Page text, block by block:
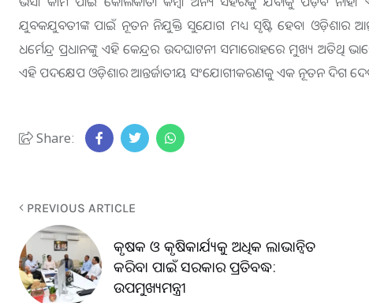
ଯୁବକଯୁବତୀଙ୍କ ପାଇଁ ନୂତନ ନିଯୁକ୍ତି ସୁଯୋଗ ମଧ୍ୟ ସୃଷ୍ଟି ହେବ। ଓଡ଼ିଶାର
ଧର୍ମେନ୍ଦ୍ର ପ୍ରଧାନଙ୍କୁ ଏହି କେନ୍ଦ୍ରର ଉଦଘାଟନୀ ସମାରୋହରେ ମୁଖ୍ୟ ଅତିଥି
ଏହି ପଦକ୍ଷେପ ଓଡ଼ିଶାର ଆନ୍ତର୍ଜାତୀୟ ସଂଯୋଗୀକରଣକୁ ଏକ ନୂତନ ଦିଗ
Share:
PREVIOUS ARTICLE
କୃଷକ ଓ କୃଷିକାର୍ଯ୍ୟକୁ ଅଧିକ ଲାଭାନ୍ୱିତ
କରିବା ପାଇଁ ସରକାର ପ୍ରତିବଦ୍ଧ:
ଉପମୁଖ୍ୟମନ୍ତ୍ରୀ